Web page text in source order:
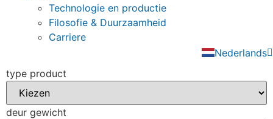
Technologie en productie
Filosofie & Duurzaamheid
Carriere
Nederlands
English
type product
deur gewicht